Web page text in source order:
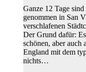
Ganze 12 Tage
genommen in San
verschlafenen
Der Grund dafür:
schönen, aber auch
England mit dem
nichts…